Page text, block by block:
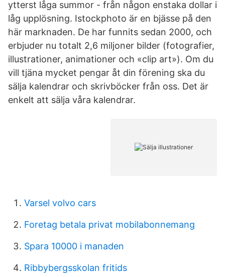
ytterst låga summor - från någon enstaka dollar i
låg upplösning. Istockphoto är en bjässe på den
här marknaden. De har funnits sedan 2000, och
erbjuder nu totalt 2,6 miljoner bilder (fotografier,
illustrationer, animationer och «clip art»). Om du
vill tjäna mycket pengar åt din förening ska du
sälja kalendrar och skrivböcker från oss. Det är
enkelt att sälja våra kalendrar.
Varsel volvo cars
Foretag betala privat mobilabonnemang
Spara 10000 i manaden
Ribbybergsskolan fritids